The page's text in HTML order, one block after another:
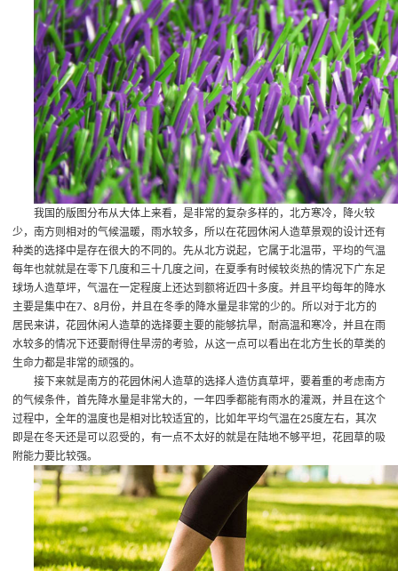
我国的版图分布从大体上来看，是非常的复杂多样的，北方寒冷，降火较
少，南方则相对的气候温暖，雨水较多，所以在花园休闲人造草景观的设计还有
种类的选择中是存在很大的不同的。先从北方说起，它属于北温带，平均的气温
每年也就就是在零下几度和三十几度之间，在夏季有时候较炎热的情况下广东足
球场人造草坪，气温在一定程度上还达到额将近四十多度。并且平均每年的降水
主要是集中在7、8月份，并且在冬季的降水量是非常的少的。所以对于北方的
居民来讲，花园休闲人造草的选择要主要的能够抗旱，耐高温和寒冷，并且在雨
水较多的情况下还要耐得住旱涝的考验，从这一点可以看出在北方生长的草类的
生命力都是非常的顽强的。
接下来就是南方的花园休闲人造草的选择人造仿真草坪，要着重的考虑南方
的气候条件，首先降水量是非常大的，一年四季都能有雨水的灌溉，并且在这个
过程中，全年的温度也是相对比较适宜的，比如年平均气温在25度左右，其次
即是在冬天还是可以忍受的，有一点不太好的就是在陆地不够平坦，花园草的吸
附能力要比较强。